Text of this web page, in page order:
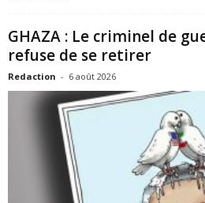
GHAZA : Le criminel de
refuse de se retirer
Redaction - 6 août 2026